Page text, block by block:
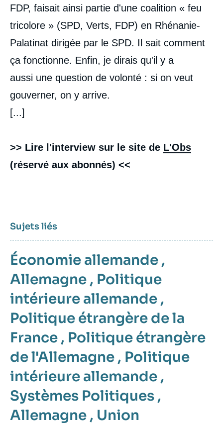
FDP, faisait ainsi partie d'une coalition « feu
tricolore » (SPD, Verts, FDP) en Rhénanie-
Palatinat dirigée par le SPD. Il sait comment
ça fonctionne. Enfin, je dirais qu'il y a
aussi une question de volonté : si on veut
gouverner, on y arrive.
[...]
>> Lire l'interview sur le site de L'Obs
(réservé aux abonnés) <<
Sujets liés
Économie allemande ,
Allemagne , Politique
intérieure allemande ,
Politique étrangère de la
France , Politique étrangère
de l'Allemagne , Politique
intérieure allemande ,
Systèmes Politiques ,
Allemagne , Union